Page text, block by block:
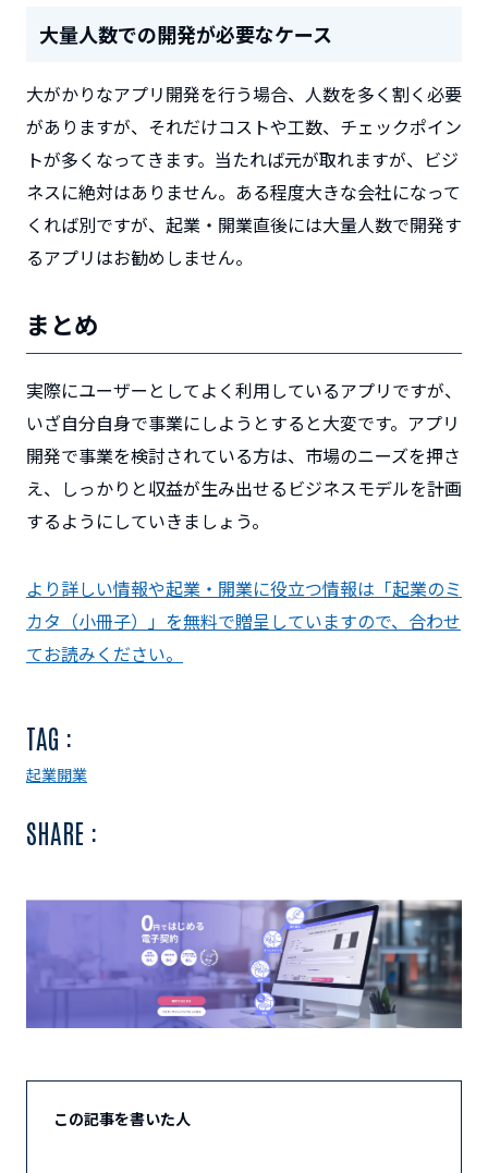
大量人数での開発が必要なケース
大がかりなアプリ開発を行う場合、人数を多く割く必要
がありますが、それだけコストや工数、チェックポイン
トが多くなってきます。当たれば元が取れますが、ビジ
ネスに絶対はありません。ある程度大きな会社になって
くれば別ですが、起業・開業直後には大量人数で開発す
るアプリはお勧めしません。
まとめ
実際にユーザーとしてよく利用しているアプリですが、
いざ自分自身で事業にしようとすると大変です。アプリ
開発で事業を検討されている方は、市場のニーズを押さ
え、しっかりと収益が生み出せるビジネスモデルを計画
するようにしていきましょう。
より詳しい情報や起業・開業に役立つ情報は「起業のミ
カタ（小冊子）」を無料で贈呈していますので、合わせ
てお読みください。
TAG :
起業開業
SHARE :
この記事を書いた人